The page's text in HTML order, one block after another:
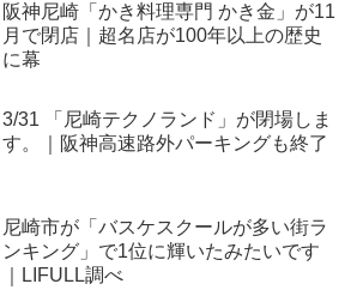
阪神尼崎「かき料理専門 かき金」が11
月で閉店｜超名店が100年以上の歴史
に幕
3/31 「尼崎テクノランド」が閉場しま
す。｜阪神高速路外パーキングも終了
尼崎市が「バスケスクールが多い街ラ
ンキング」で1位に輝いたみたいです
｜LIFULL調べ